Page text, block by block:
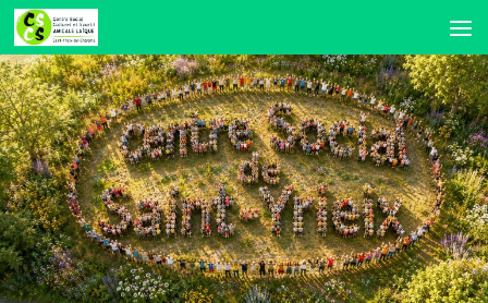
Skip to content